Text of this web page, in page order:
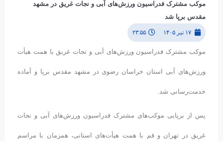
موکب مشترک فدراسیون ورزش‌های آبی و نجات غریق در مشهد
مقدس برپا شد
۱۷ تیر ۱۴۰۵ ۲۳:۵۵
موکب مشترک فدراسیون ورزش‌های آبی و نجات غریق با همت هیأت
ورزش‌های آبی استان خراسان رضوی در مشهد مقدس برپا و آماده
خدمت‌رسانی شد.
پس از برپایی موکب‌های مشترک فدراسیون ورزش‌های آبی و نجات
غریق در تهران و قم با همت هیأت‌های استانی، همزمان با مراسم